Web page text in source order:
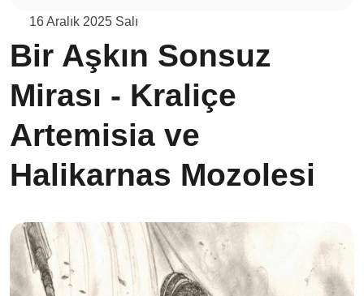
16 Aralık 2025 Salı
Bir Aşkın Sonsuz
Mirası - Kraliçe
Artemisia ve
Halikarnas Mozolesi